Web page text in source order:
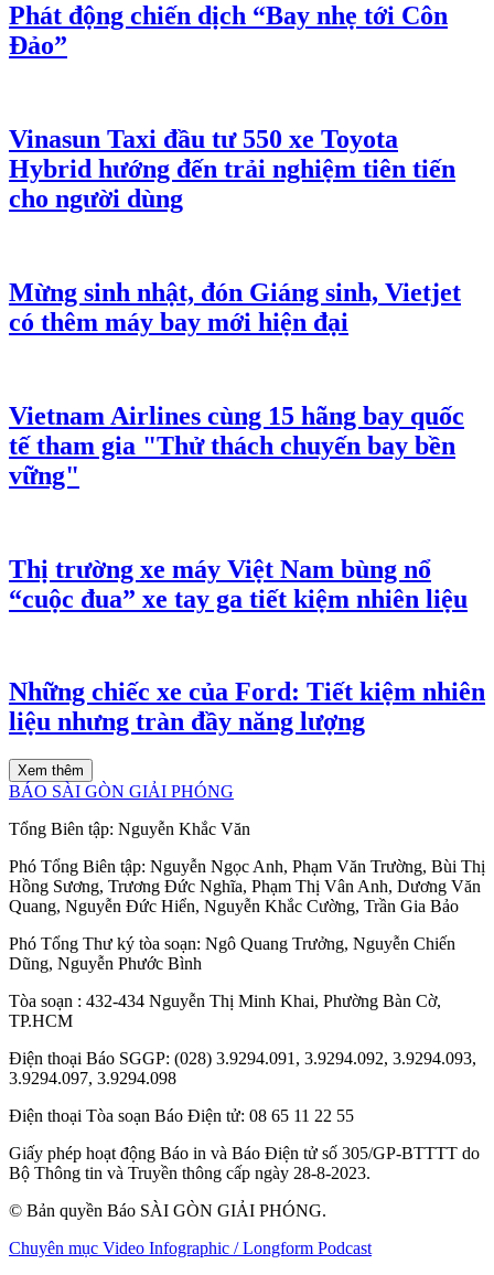
Phát động chiến dịch “Bay nhẹ tới Côn
Đảo”
Vinasun Taxi đầu tư 550 xe Toyota
Hybrid hướng đến trải nghiệm tiên tiến
cho người dùng
Mừng sinh nhật, đón Giáng sinh, Vietjet
có thêm máy bay mới hiện đại
Vietnam Airlines cùng 15 hãng bay quốc
tế tham gia "Thử thách chuyến bay bền
vững"
Thị trường xe máy Việt Nam bùng nổ
“cuộc đua” xe tay ga tiết kiệm nhiên liệu
Những chiếc xe của Ford: Tiết kiệm nhiên
liệu nhưng tràn đầy năng lượng
Xem thêm
BÁO SÀI GÒN GIẢI PHÓNG
Tổng Biên tập: Nguyễn Khắc Văn
Phó Tổng Biên tập: Nguyễn Ngọc Anh, Phạm Văn Trường, Bùi Thị
Hồng Sương, Trương Đức Nghĩa, Phạm Thị Vân Anh, Dương Văn
Quang, Nguyễn Đức Hiển, Nguyễn Khắc Cường, Trần Gia Bảo
Phó Tổng Thư ký tòa soạn: Ngô Quang Trưởng, Nguyễn Chiến
Dũng, Nguyễn Phước Bình
Tòa soạn : 432-434 Nguyễn Thị Minh Khai, Phường Bàn Cờ,
TP.HCM
Điện thoại Báo SGGP: (028) 3.9294.091, 3.9294.092, 3.9294.093,
3.9294.097, 3.9294.098
Điện thoại Tòa soạn Báo Điện tử: 08 65 11 22 55
Giấy phép hoạt động Báo in và Báo Điện tử số 305/GP-BTTTT do
Bộ Thông tin và Truyền thông cấp ngày 28-8-2023.
© Bản quyền Báo SÀI GÒN GIẢI PHÓNG.
Chuyên mục Video Infographic / Longform Podcast